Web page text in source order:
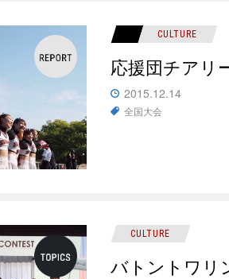
CULTURE
応援団チアリ
2015.12.14
全国大会
CULTURE
バトントワリ